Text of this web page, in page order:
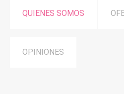
QUIENES SOMOS
OPINIONES